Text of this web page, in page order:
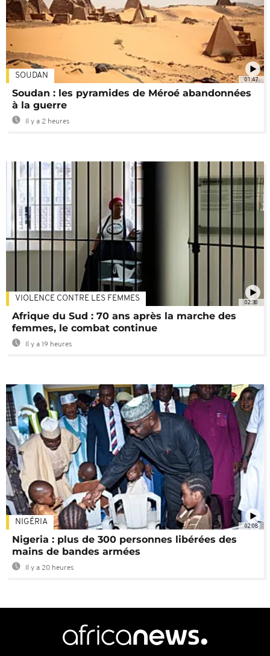
01:47
SOUDAN
Soudan : les pyramides de Méroé abandonnées
à la guerre
Il y a 2 heures
02:30
VIOLENCE CONTRE LES FEMMES
Afrique du Sud : 70 ans après la marche des
femmes, le combat continue
Il y a 19 heures
02:08
NIGÉRIA
Nigeria : plus de 300 personnes libérées des
mains de bandes armées
Il y a 20 heures